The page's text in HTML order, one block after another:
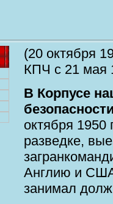
(20 октября
КПЧ с 21 мая
В Корпусе
октября 1950
разведке,
Англию и
занимал